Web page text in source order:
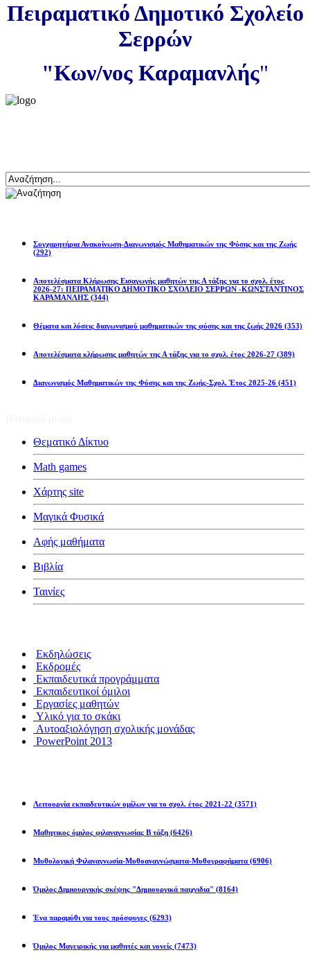
Πειραματικό Δημοτικό Σχολείο
Σερρών
"Κων/νος Καραμανλής"
Συγχαρητήρια Ανακοίνωση-Διαγωνισμός Μαθηματικών της Φύσης και της Ζωής
(292)
Αποτελέσματα Κλήρωσης Εισαγωγής μαθητών της Α τάξης για το σχολ. έτος
2026-27: ΠΕΙΡΑΜΑΤΙΚΟ ΔΗΜΟΤΙΚΟ ΣΧΟΛΕΙΟ ΣΕΡΡΩΝ -ΚΩΝΣΤΑΝΤΙΝΟΣ
ΚΑΡΑΜΑΝΛΗΣ (344)
Θέματα και λύσεις διαγωνισμού μαθηματικών της φύσης και της ζωής 2026 (353)
Αποτελέσματα κλήρωσης μαθητών της Α τάξης για το σχολ. έτος 2026-27 (389)
Διαγωνισμός Μαθηματικών της Φύσης και της Ζωής-Σχολ. Έτος 2025-26 (451)
Θεματικό Δίκτυο
Math games
Χάρτης site
Μαγικά Φυσικά
Αφής μαθήματα
Βιβλία
Ταινίες
Εκδηλώσεις
Εκδρομές
Εκπαιδευτικά προγράμματα
Εκπαιδευτικοί όμιλοι
Εργασίες μαθητών
Υλικό για το σκάκι
Αυτοαξιολόγηση σχολικής μονάδας
PowerPoint 2013
Λειτουργία εκπαιδευτικών ομίλων για το σχολ. έτος 2021-22 (3571)
Μαθητικος όμιλος φιλαναγνωσίας Β τάξη (6426)
Μυθολογική Φιλαναγνωσία-Μυθοαναγνώσματα-Μυθογραφήματα (6906)
Όμιλος Δημιουργικής σκέψης "Δημιουργικά παιχνιδια" (8164)
Ένα παραμύθι για τους πρόσφυγες (6293)
Όμιλος Μαγειρικής για μαθητές και γονείς (7473)